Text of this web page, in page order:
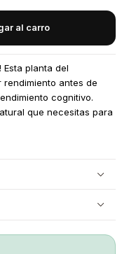
al carro
Esta planta del
antes de
cognitivo.
que necesitas para